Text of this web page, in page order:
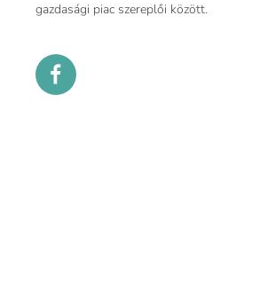
gazdasági piac szereplői között.